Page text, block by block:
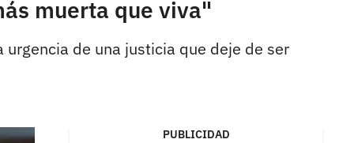
muerta que viva"
de una justicia que deje de ser
PUBLICIDAD